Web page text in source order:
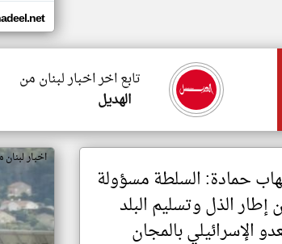
تابع اخر اخبار لبنان من
الهديل
حمادة: السلطة مسؤولة
إطار الذل وتسليم البلد
الإسرائيلي بالمجان
اخبار